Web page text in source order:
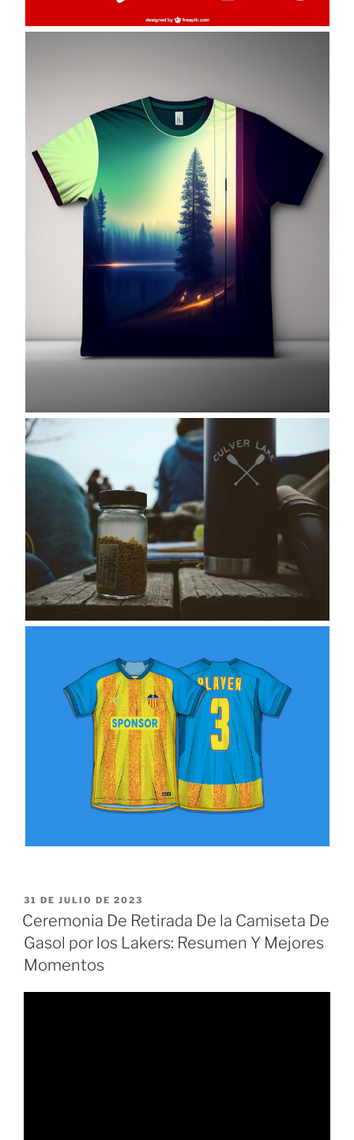
PUBLICADO
EL
31 DE JULIO DE 2023
Ceremonia De Retirada De la Camiseta De
Gasol por los Lakers: Resumen Y Mejores
Momentos